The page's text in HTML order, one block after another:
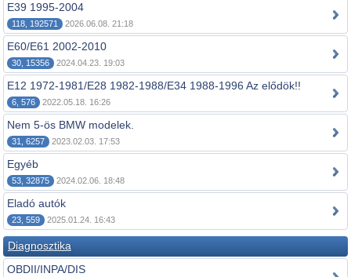
E39 1995-2004
118, 192571 2026.06.08. 21:18
E60/E61 2002-2010
30, 15356 2024.04.23. 19:03
E12 1972-1981/E28 1982-1988/E34 1988-1996 Az elődök!!
6, 576 2022.05.18. 16:26
Nem 5-ös BMW modelek.
31, 6257 2023.02.03. 17:53
Egyéb
53, 32875 2024.02.06. 18:48
Eladó autók
23, 559 2025.01.24. 16:43
Diagnosztika
OBDII/INPA/DIS